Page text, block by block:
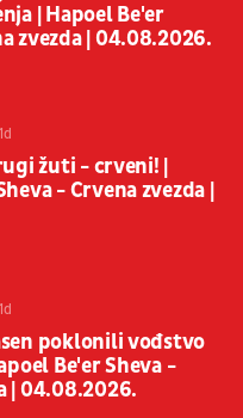
| Hapoel Be'er
zvezda | 04.08.2026.
žuti - crveni! |
- Crvena zvezda |
poklonili vođstvo
Be'er Sheva -
| 04.08.2026.